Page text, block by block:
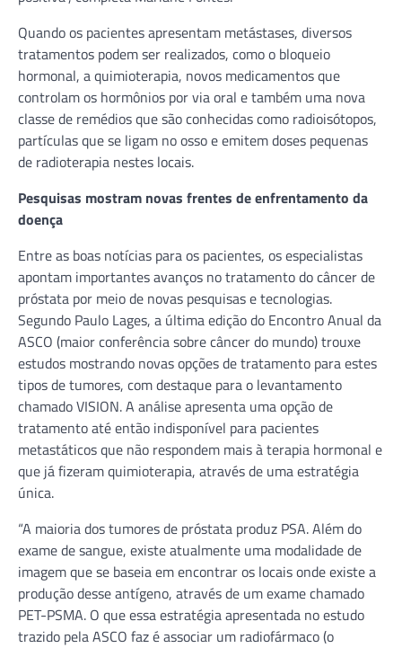
Quando os pacientes apresentam metástases, diversos
tratamentos podem ser realizados, como o bloqueio
hormonal, a quimioterapia, novos medicamentos que
controlam os hormônios por via oral e também uma nova
classe de remédios que são conhecidas como radioisótopos,
partículas que se ligam no osso e emitem doses pequenas
de radioterapia nestes locais.
Pesquisas mostram novas frentes de enfrentamento da
doença
Entre as boas notícias para os pacientes, os especialistas
apontam importantes avanços no tratamento do câncer de
próstata por meio de novas pesquisas e tecnologias.
Segundo Paulo Lages, a última edição do Encontro Anual da
ASCO (maior conferência sobre câncer do mundo) trouxe
estudos mostrando novas opções de tratamento para estes
tipos de tumores, com destaque para o levantamento
chamado VISION. A análise apresenta uma opção de
tratamento até então indisponível para pacientes
metastáticos que não respondem mais à terapia hormonal e
que já fizeram quimioterapia, através de uma estratégia
única.
“A maioria dos tumores de próstata produz PSA. Além do
exame de sangue, existe atualmente uma modalidade de
imagem que se baseia em encontrar os locais onde existe a
produção desse antígeno, através de um exame chamado
PET-PSMA. O que essa estratégia apresentada no estudo
trazido pela ASCO faz é associar um radiofármaco (o